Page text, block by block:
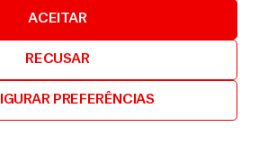
ACEITAR
RECUSAR
PREFERÊNCIAS